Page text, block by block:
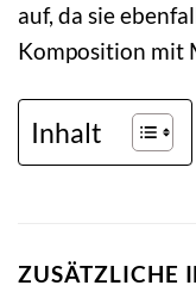
auf, da sie
Komposition mit
Inhalt
ZUSÄTZLICHE